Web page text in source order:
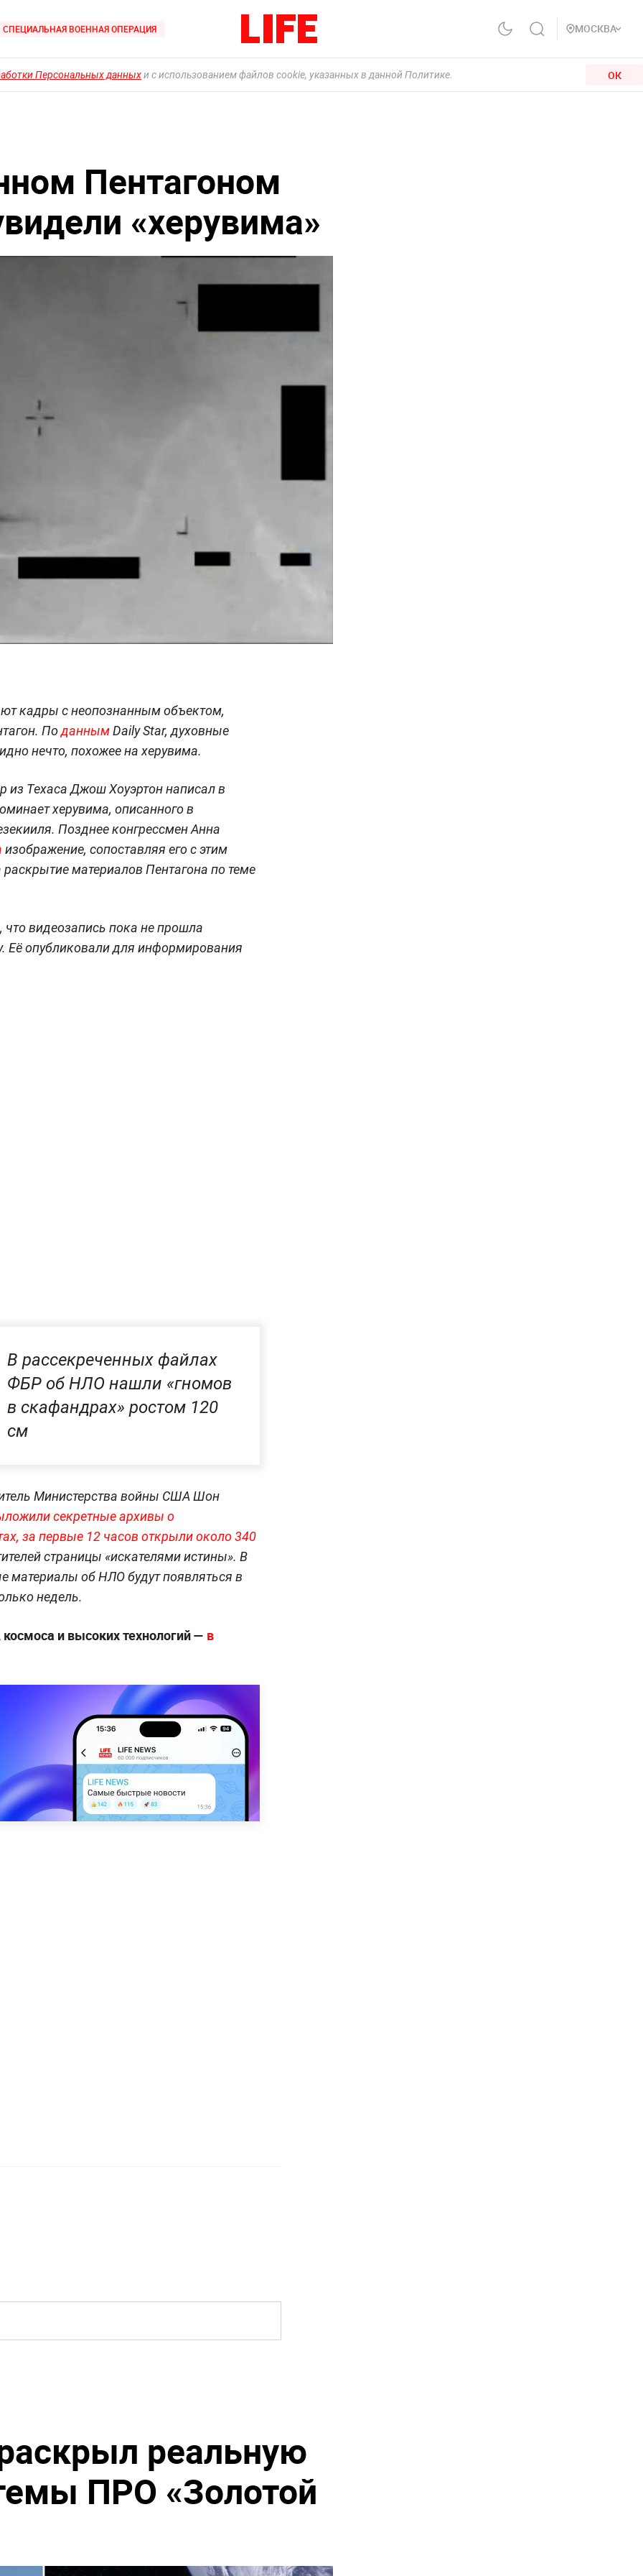
СПЕЦИАЛЬНАЯ ВОЕННАЯ ОПЕРАЦИЯ МОСКВА
Персональных данныхи с использованием файлов cookie, указанных в данной Политике. ОК
Пентагоном
«херувима»
кадры с неопознанным объектом,
ПоданнымDaily Star, духовные
нечто, похожее на херувима.
из Техаса Джош Хоуэртон написал в
херувима, описанного в
Позднее конгрессмен Анна
изображение, сопоставляя его с этим
материалов Пентагона по теме
что видеозапись пока не прошла
Её опубликовали для информирования
В рассекреченных файлах
ФБР об НЛО нашли «гномов
в скафандрах» ростом 120
см
Министерства войны США Шон
секретные архивы о
за первые 12 часов открыли около 340
страницы «искателями истины». В
материалы об НЛО будут появляться в
недель.
и высоких технологий — в
реальную
ПРО «Золотой